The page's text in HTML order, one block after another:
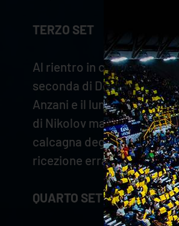
TERZO SET
Al rientro in campo,
seconda di De Cecco
Anzani e il lungolinea di
di Nikolov manda avanti
calcagna degli avversari
ricezione errata e piazza il
QUARTO SET